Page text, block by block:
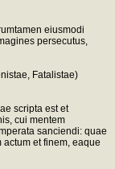
eiusmodi
persecutus,
Fatalistae)
scripta est et
cui mentem
sanciendi: quae
et finem, eaque